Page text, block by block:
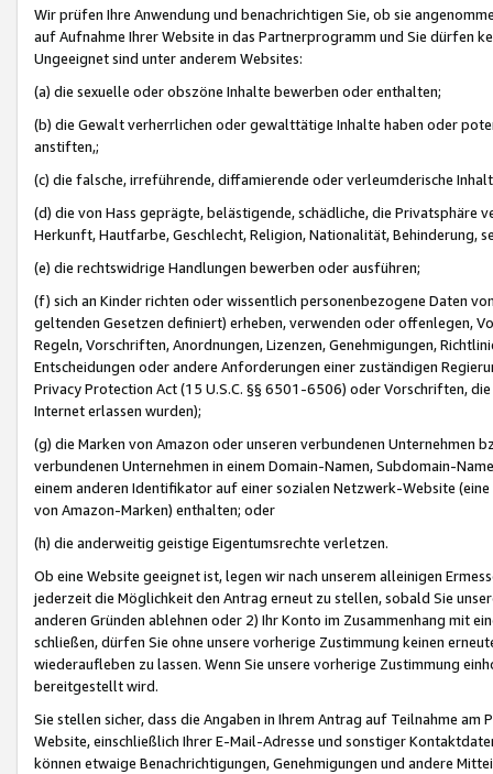
Wir prüfen Ihre Anwendung und benachrichtigen Sie, ob sie
auf Aufnahme Ihrer Website in das Partnerprogramm und Sie dürfen
Ungeeignet sind unter anderem Websites:
(a) die sexuelle oder obszöne Inhalte bewerben oder enthalten;
(b) die Gewalt verherrlichen oder gewalttätige Inhalte haben oder
anstiften,;
(c) die falsche, irreführende, diffamierende oder verleumderische
(d) die von Hass geprägte, belästigende, schädliche, die Privatsphäre
Herkunft, Hautfarbe, Geschlecht, Religion, Nationalität, Behinderung,
(e) die rechtswidrige Handlungen bewerben oder ausführen;
(f) sich an Kinder richten oder wissentlich personenbezogene Daten
geltenden Gesetzen definiert) erheben, verwenden oder offenlegen,
Regeln, Vorschriften, Anordnungen, Lizenzen, Genehmigungen,
Entscheidungen oder andere Anforderungen einer zuständigen
Privacy Protection Act (15 U.S.C. §§ 6501-6506) oder Vorschriften,
Internet erlassen wurden);
(g) die Marken von Amazon oder unseren verbundenen Unternehmen
verbundenen Unternehmen in einem Domain-Namen, Subdomain-
einem anderen Identifikator auf einer sozialen Netzwerk-Website
von Amazon-Marken) enthalten; oder
(h) die anderweitig geistige Eigentumsrechte verletzen.
Ob eine Website geeignet ist, legen wir nach unserem alleinigen
jederzeit die Möglichkeit den Antrag erneut zu stellen, sobald Sie
anderen Gründen ablehnen oder 2) Ihr Konto im Zusammenhang mit
schließen, dürfen Sie ohne unsere vorherige Zustimmung keinen
wiederaufleben zu lassen. Wenn Sie unsere vorherige Zustimmung
bereitgestellt wird.
Sie stellen sicher, dass die Angaben in Ihrem Antrag auf Teilnahme
Website, einschließlich Ihrer E-Mail-Adresse und sonstiger
können etwaige Benachrichtigungen, Genehmigungen und andere